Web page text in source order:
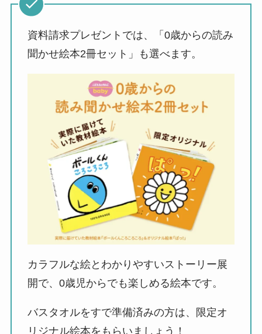
資料請求プレゼントでは、「0歳からの読み
聞かせ絵本2冊セット」も選べます。
カラフルな絵とわかりやすいストーリー展
開で、0歳児からでも楽しめる絵本です。
バスタオルをすで準備済みの方は、限定オ
リジナル絵本をもらいましょう！